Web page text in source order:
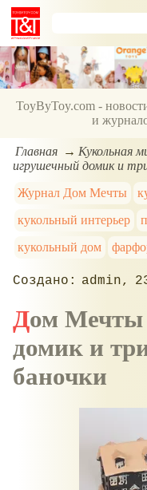
ToyByToy.com -
и
Главная Кукольная
игрушечный домик и
Журнал Дом Мечты
кукольный интерьер
кукольный дом
admin
Дом Мечты 64 - игрушечный
домик и
баночки